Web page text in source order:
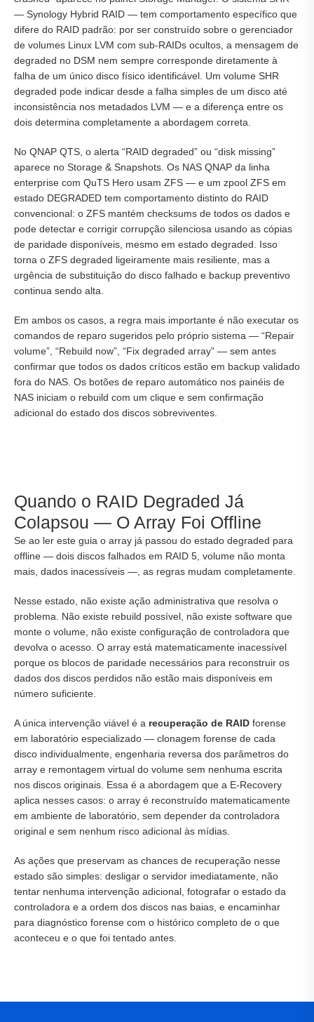
— Synology Hybrid RAID — tem comportamento específico que
difere do RAID padrão: por ser construído sobre o gerenciador
de volumes Linux LVM com sub-RAIDs ocultos, a mensagem de
degraded no DSM nem sempre corresponde diretamente à
falha de um único disco físico identificável. Um volume SHR
degraded pode indicar desde a falha simples de um disco até
inconsistência nos metadados LVM — e a diferença entre os
dois determina completamente a abordagem correta.
No QNAP QTS, o alerta “RAID degraded” ou “disk missing”
aparece no Storage & Snapshots. Os NAS QNAP da linha
enterprise com QuTS Hero usam ZFS — e um zpool ZFS em
estado DEGRADED tem comportamento distinto do RAID
convencional: o ZFS mantém checksums de todos os dados e
pode detectar e corrigir corrupção silenciosa usando as cópias
de paridade disponíveis, mesmo em estado degraded. Isso
torna o ZFS degraded ligeiramente mais resiliente, mas a
urgência de substituição do disco falhado e backup preventivo
continua sendo alta.
Em ambos os casos, a regra mais importante é não executar os
comandos de reparo sugeridos pelo próprio sistema — “Repair
volume”, “Rebuild now”, “Fix degraded array” — sem antes
confirmar que todos os dados críticos estão em backup validado
fora do NAS. Os botões de reparo automático nos painéis de
NAS iniciam o rebuild com um clique e sem confirmação
adicional do estado dos discos sobreviventes.
Quando o RAID Degraded Já
Colapsou — O Array Foi Offline
Se ao ler este guia o array já passou do estado degraded para
offline — dois discos falhados em RAID 5, volume não monta
mais, dados inacessíveis —, as regras mudam completamente.
Nesse estado, não existe ação administrativa que resolva o
problema. Não existe rebuild possível, não existe software que
monte o volume, não existe configuração de controladora que
devolva o acesso. O array está matematicamente inacessível
porque os blocos de paridade necessários para reconstruir os
dados dos discos perdidos não estão mais disponíveis em
número suficiente.
A única intervenção viável é a recuperação de RAID forense
em laboratório especializado — clonagem forense de cada
disco individualmente, engenharia reversa dos parâmetros do
array e remontagem virtual do volume sem nenhuma escrita
nos discos originais. Essa é a abordagem que a E-Recovery
aplica nesses casos: o array é reconstruído matematicamente
em ambiente de laboratório, sem depender da controladora
original e sem nenhum risco adicional às mídias.
As ações que preservam as chances de recuperação nesse
estado são simples: desligar o servidor imediatamente, não
tentar nenhuma intervenção adicional, fotografar o estado da
controladora e a ordem dos discos nas baias, e encaminhar
para diagnóstico forense com o histórico completo de o que
aconteceu e o que foi tentado antes.